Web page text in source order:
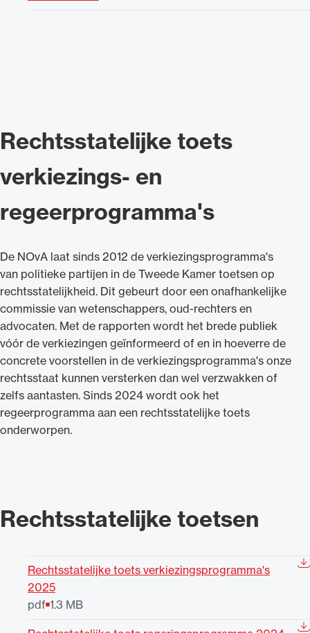
Rechtsstatelijke toets
verkiezings- en
regeerprogramma's
De NOvA laat sinds 2012 de verkiezingsprogramma's
van politieke partijen in de Tweede Kamer toetsen op
rechtsstatelijkheid. Dit gebeurt door een onafhankelijke
commissie van wetenschappers, oud-rechters en
advocaten. Met de rapporten wordt het brede publiek
vóór de verkiezingen geïnformeerd of en in hoeverre de
concrete voorstellen in de verkiezingsprogramma's onze
rechtsstaat kunnen versterken dan wel verzwakken of
zelfs aantasten. Sinds 2024 wordt ook het
regeerprogramma aan een rechtsstatelijke toets
onderworpen.
Rechtsstatelijke toetsen
Rechtsstatelijke toets verkiezingsprogramma's
2025
pdf 1.3 MB